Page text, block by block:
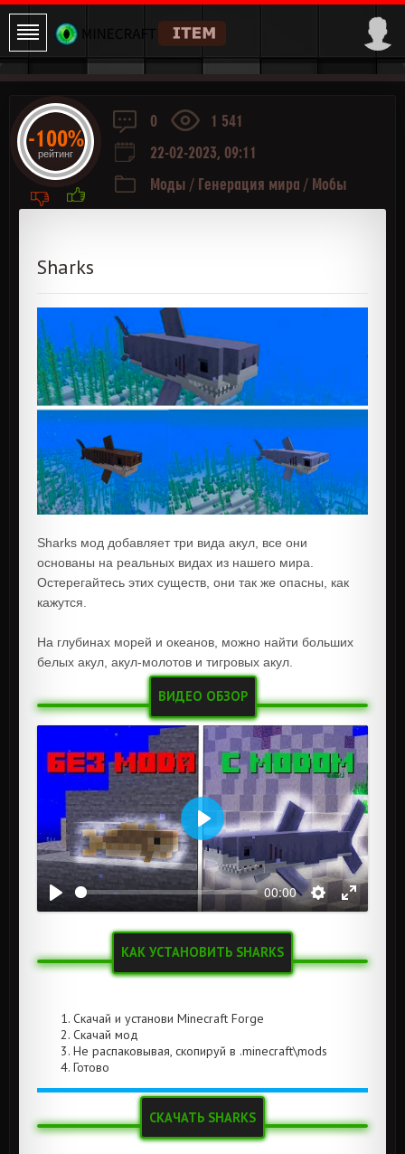
0
1 541
22-02-2023, 09:11
Моды / Генерация мира / Мобы
Sharks
Sharks мод добавляет три вида акул, все они
основаны на реальных видах из нашего мира.
Остерегайтесь этих существ, они так же опасны, как
кажутся.
На глубинах морей и океанов, можно найти больших
белых акул, акул-молотов и тигровых акул.
ВИДЕО ОБЗОР
00:00
Воспроизвести
КАК УСТАНОВИТЬ SHARKS
Скачай и установи Minecraft Forge
Скачай мод
Не распаковывая, скопируй в .minecraft\mods
Готово
СКАЧАТЬ SHARKS
-100%
рейтинг